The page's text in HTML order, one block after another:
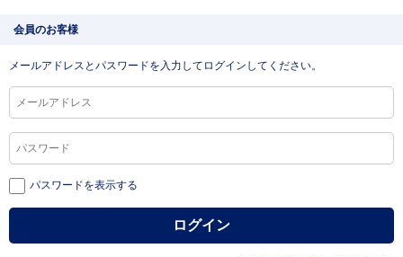
会員のお客様
メールアドレスとパスワードを入力してログインしてください。
パスワードを表示する